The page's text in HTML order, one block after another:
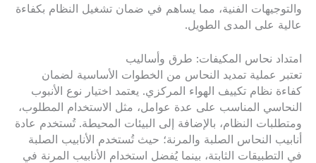
والتوجيهات الفنية، مما يساهم في ضمان تشغيل النظام بكفاءة
عالية على المدى الطويل.
امتداد نحاس المكيفات: طرق وأساليب
تعتبر عملية تمديد النحاس من الخطوات الأساسية لضمان
كفاءة نظام تكييف الهواء المركزي. يعتمد اختيار نوع الأنبوب
النحاسي المناسب على عدة عوامل، مثل الاستخدام المطلوب،
ومتطلبات النظام، بالإضافة إلى البيئات المحيطة. تُستخدم عادة
أنابيب النحاس الصلبة والمرنة؛ حيث تُستخدم الأنابيب الصلبة
في التطبيقات الثابتة، بينما يُفضل استخدام الأنابيب المرنة في